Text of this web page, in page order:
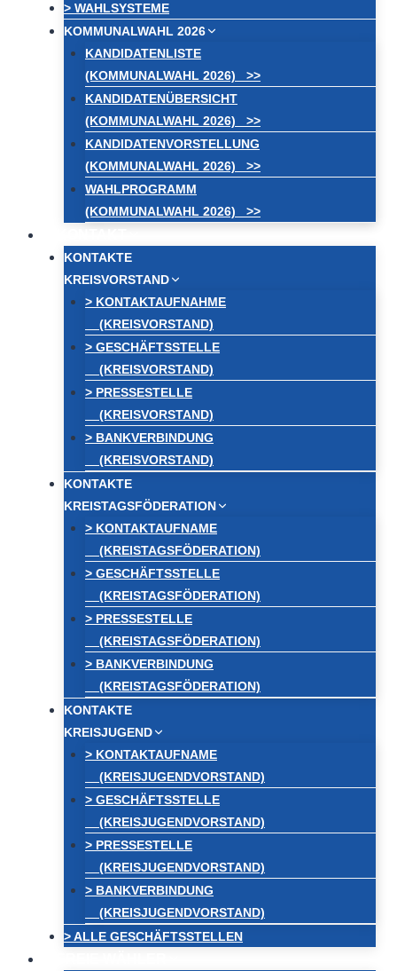
> WAHLSYSTEME
KOMMUNALWAHL 2026
KANDIDATENLISTE
(KOMMUNALWAHL 2026) >>
KANDIDATENÜBERSICHT
(KOMMUNALWAHL 2026) >>
KANDIDATENVORSTELLUNG
(KOMMUNALWAHL 2026) >>
WAHLPROGRAMM
(KOMMUNALWAHL 2026) >>
KONTAKTE
KREISVORSTAND
> KONTAKTAUFNAHME
(KREISVORSTAND)
> GESCHÄFTSSTELLE
(KREISVORSTAND)
> PRESSESTELLE
(KREISVORSTAND)
> BANKVERBINDUNG
(KREISVORSTAND)
KONTAKTE
KREISTAGSFÖDERATION
> KONTAKTAUFNAME
(KREISTAGSFÖDERATION)
> GESCHÄFTSSTELLE
(KREISTAGSFÖDERATION)
> PRESSESTELLE
(KREISTAGSFÖDERATION)
> BANKVERBINDUNG
(KREISTAGSFÖDERATION)
KONTAKTE
KREISJUGEND
> KONTAKTAUFNAME
(KREISJUGENDVORSTAND)
> GESCHÄFTSSTELLE
(KREISJUGENDVORSTAND)
> PRESSESTELLE
(KREISJUGENDVORSTAND)
> BANKVERBINDUNG
(KREISJUGENDVORSTAND)
> ALLE GESCHÄFTSSTELLEN